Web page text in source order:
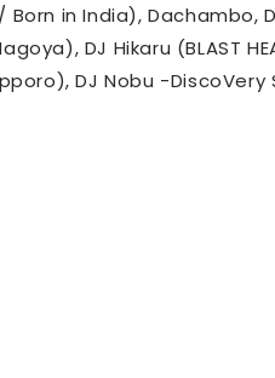
in India), Dachambo,
DJ Hikaru (BLAST
DJ Nobu -DiscoVery